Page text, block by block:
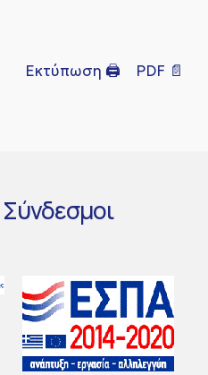
Εκτύπωση 🖨 PDF 📄
Σύνδεσμοι